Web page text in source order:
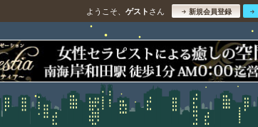
ようこそ、 ゲスト さん 新規会員登録